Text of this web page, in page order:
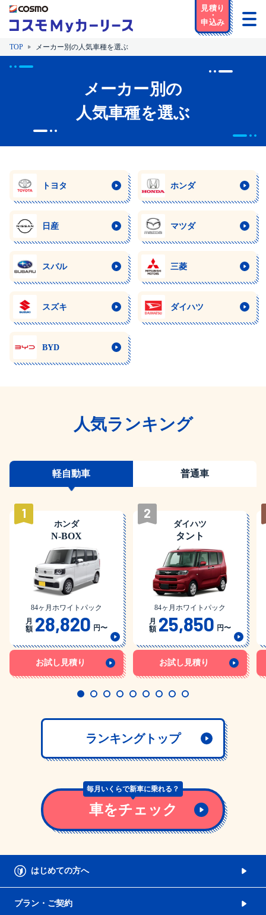
TOP メーカー別の人気車種を選ぶ
メーカー別の
人気車種を選ぶ
トヨタ ホンダ
日産 マツダ
スバル 三菱
スズキ ダイハツ
BYD
人気ランキング
軽自動車 普通車
ホンダ
N-BOX
1
84ヶ月ホワイトパック
月
額 28,820 円〜
お試し見積り
ダイハツ
タント
2
84ヶ月ホワイトパック
月
額 25,850 円〜
お試し見積り
ランキングトップ
毎月いくらで新車に乗れる？
車をチェック
はじめての方へ
プラン・ご契約